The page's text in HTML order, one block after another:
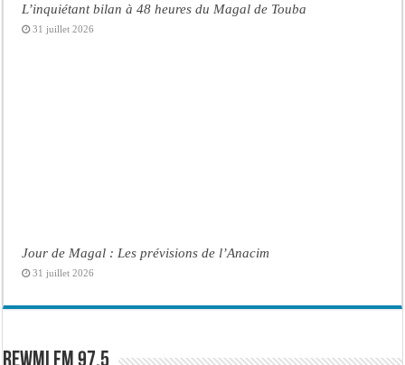
L’inquiétant bilan à 48 heures du Magal de Touba
31 juillet 2026
Jour de Magal : Les prévisions de l’Anacim
31 juillet 2026